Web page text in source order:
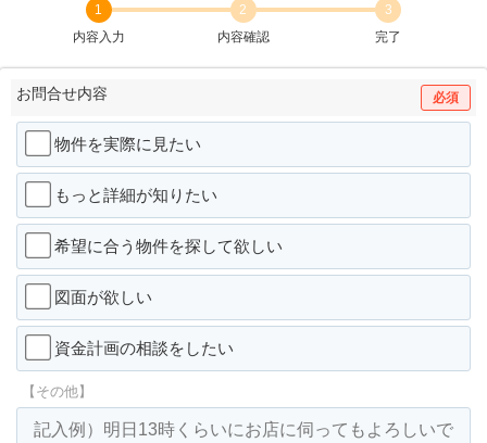
1
内容入力
2
内容確認
3
完了
お問合せ内容 必須
物件を実際に見たい
もっと詳細が知りたい
希望に合う物件を探して欲しい
図面が欲しい
資金計画の相談をしたい
【その他】